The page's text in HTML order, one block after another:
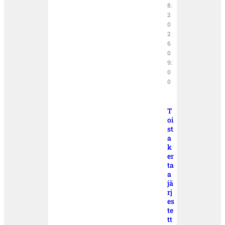
8.
2
0
2
6
0
9:
0
0
T
oi
st
a
k
er
ta
a
jä
rj
es
te
tt